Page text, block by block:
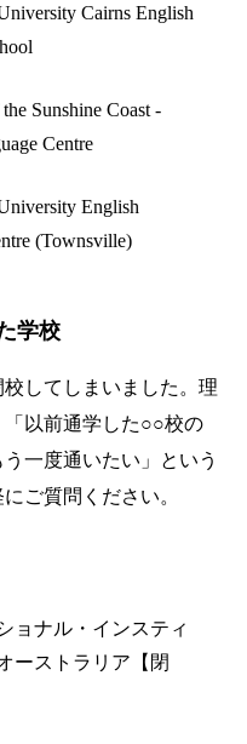
Cairns English
Sunshine Coast -
Centre
English
(Townsville)
学校
してしまいました。理
以前通学した○○校の
一度通いたい」という
にご質問 ください。
ョナル・インスティ
ーストラリア【閉